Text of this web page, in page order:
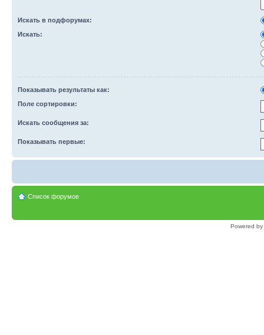
Искать в подфорумах:
Искать:
Показывать результаты как:
Поле сортировки:
Искать сообщения за:
Показывать первые:
Список форумов
Powered by